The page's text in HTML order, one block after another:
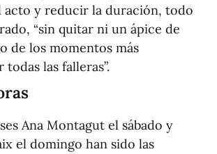
acto y reducir la duración, todo
“sin quitar ni un ápice de
de los momentos más
las falleras”.
Ana Montagut el sábado y
el domingo han sido las